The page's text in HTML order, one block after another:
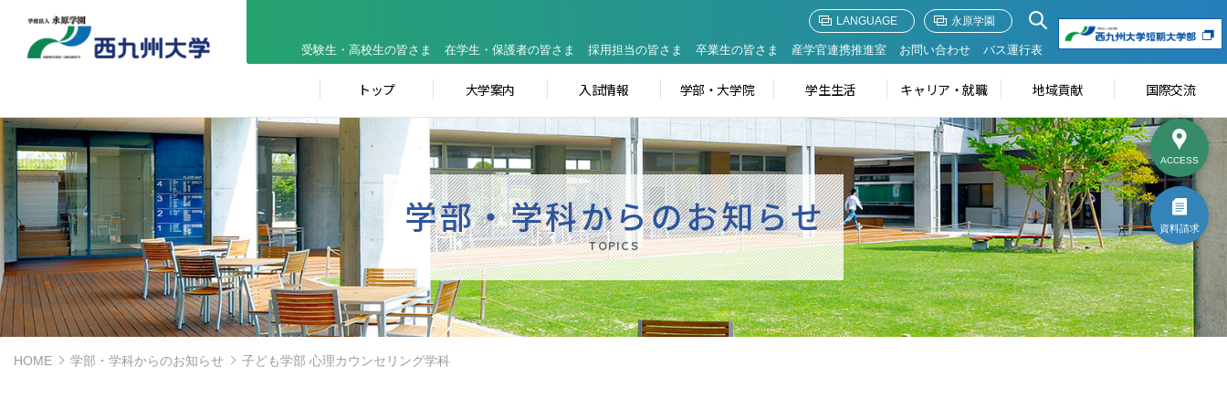
ACCESS
資料請求
受験生・高校生の皆さま 在学生・保護者の皆さま 採用担当の皆さま 卒業生の皆さま 産学官連携推進室 お問い合わせ バス運行表
LANGUAGE 永原学園
トップ 大学案内 入試情報 学部・大学院 学生生活 キャリア・就職 地域貢献 国際交流
学部・学科からのお知らせ
TOPICS
HOME 学部・学科からのお知らせ 子ども学部 心理カウンセリング学科